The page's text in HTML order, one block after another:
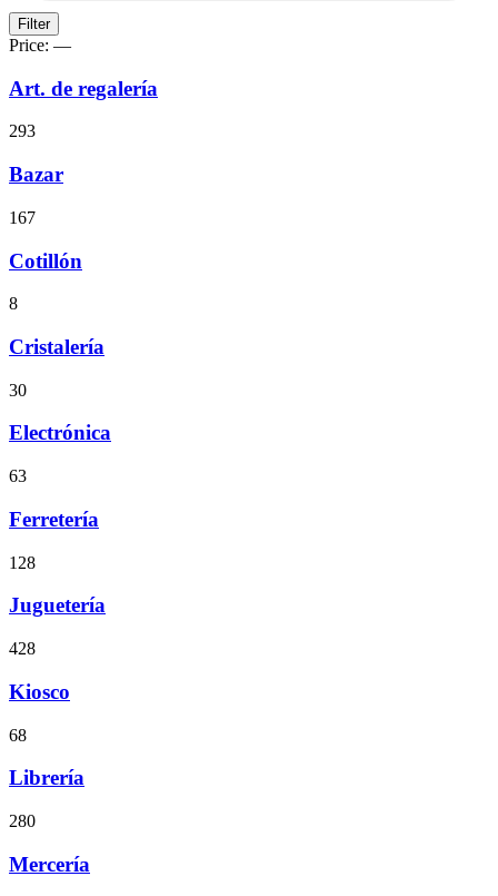
Filter
Price: —
Art. de regalería
293
Bazar
167
Cotillón
8
Cristalería
30
Electrónica
63
Ferretería
128
Juguetería
428
Kiosco
68
Librería
280
Mercería